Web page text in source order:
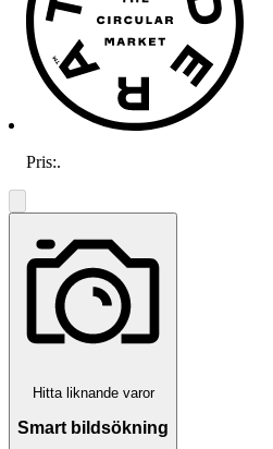
Pris:.
Hitta liknande varor
Smart bildsökning